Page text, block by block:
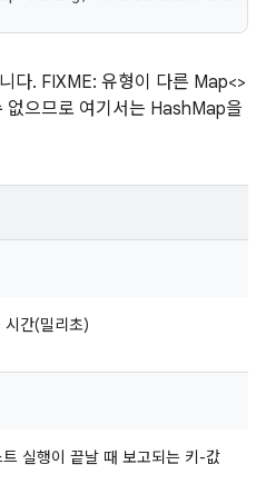
다. FIXME: 유형이 다른 Map<>
없으므로 여기서는 HashMap을
시간(밀리초)
실행이 끝날 때 보고되는 키-값